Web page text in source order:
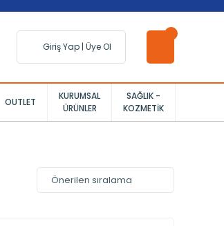
Giriş Yap | Üye Ol
OUTLET
KURUMSAL
ÜRÜNLER
SAĞLIK -
KOZMETIK